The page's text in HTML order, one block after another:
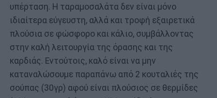
υπέρταση. Η ταραμοσαλάτα δεν είναι μόνο
ιδιαίτερα εύγευστη, αλλά και τροφή εξαιρετικά
πλούσια σε φώσφορο και κάλιο, συμβάλλοντας
στην καλή λειτουργία της όρασης και της
καρδιάς. Εντούτοις, καλό είναι να μην
καταναλώσουμε παραπάνω από 2 κουταλιές της
σούπας (30γρ) αφού είναι πλούσιος σε θερμίδες